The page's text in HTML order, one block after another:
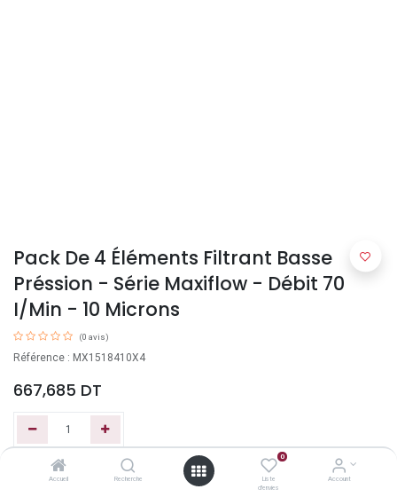
Accueil Recherche
0
Liste
d'envies
Account
Pack De 4 Éléments Filtrant Basse
Préssion - Série Maxiflow - Débit 70
I/Min - 10 Microns
(0 avis)
Référence : MX1518410X4
667,685 DT
Ajouter au panier